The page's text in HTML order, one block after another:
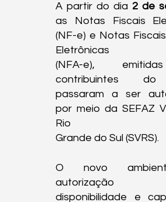
A partir do dia 2 de
as Notas Fiscais
(NF-e) e Notas
Eletrônicas
(NFA-e),
contribuintes
passaram a ser
por meio da SEFAZ
Rio
Grande do Sul (SVRS).
O novo
autorização
disponibilidade e